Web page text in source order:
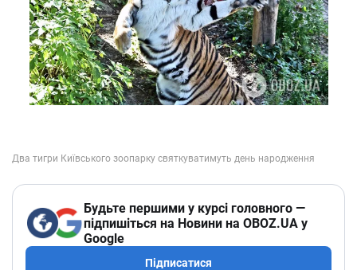
Будьте першими у курсі головного —
підпишіться на Новини на OBOZ.UA у
Google
Підписатися